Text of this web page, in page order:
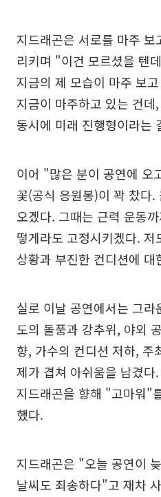
지드래곤은 서로를 마주
리키며 "이건 모르셨을 텐
지금의 제 모습이 마주 보
지금이 마주하고 있는 건
동시에 미래 진행형이라는
이어 "많은 분이 공연에 오
꽃(공식 응원봉)이 꽉 찼다
오겠다. 그때는 근력 운동
떻게라도 고정시키겠다.
상황과 부진한 컨디션에
실로 이날 공연에서는 그
도의 돌풍과 강추위, 야외
향, 가수의 컨디션 저하, 주
제가 겹쳐 아쉬움을 남겼
지드래곤을 향해 "고마워"
했다.
지드래곤은 "오늘 공연이
날씨도 죄송하다"고 재차